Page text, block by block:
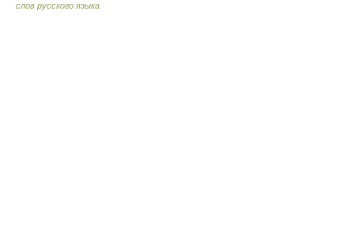
слов русского языка